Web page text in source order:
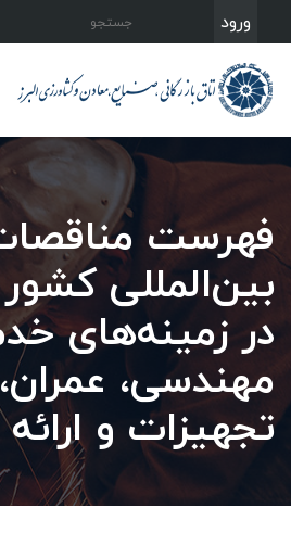
ورود
فهرست
بین‌المللی
در زمینه‌های
مهندسی،
تجهیزات و